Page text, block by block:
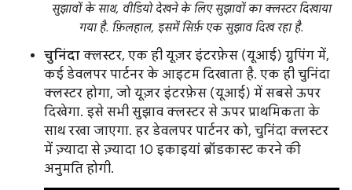
सुझावों के साथ, वीडियो देखने के लिए सुझावों का क्लस्टर दिखाया
गया है. फ़िलहाल, इसमें सिर्फ़ एक सुझाव दिख रहा है.
चुनिंदा क्लस्टर, एक ही यूज़र इंटरफ़ेस (यूआई) ग्रुपिंग में,
कई डेवलपर पार्टनर के आइटम दिखाता है. एक ही चुनिंदा
क्लस्टर होगा, जो यूज़र इंटरफ़ेस (यूआई) में सबसे ऊपर
दिखेगा. इसे सभी सुझाव क्लस्टर से ऊपर प्राथमिकता के
साथ रखा जाएगा. हर डेवलपर पार्टनर को, चुनिंदा क्लस्टर
में ज़्यादा से ज़्यादा 10 इकाइयां ब्रॉडकास्ट करने की
अनुमति होगी.